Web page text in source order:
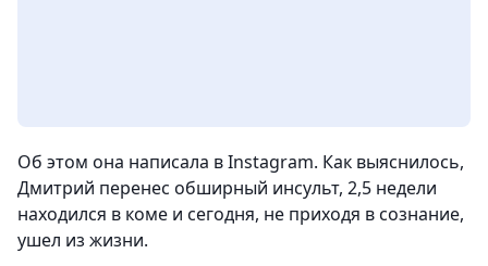
Об этом она написала в Instagram. Как выяснилось,
Дмитрий перенес обширный инсульт, 2,5 недели
находился в коме и сегодня, не приходя в сознание,
ушел из жизни.